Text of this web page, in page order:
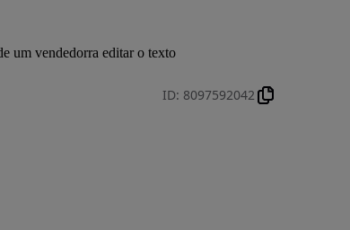
um vendedorra editar o texto
ID: 8097592042